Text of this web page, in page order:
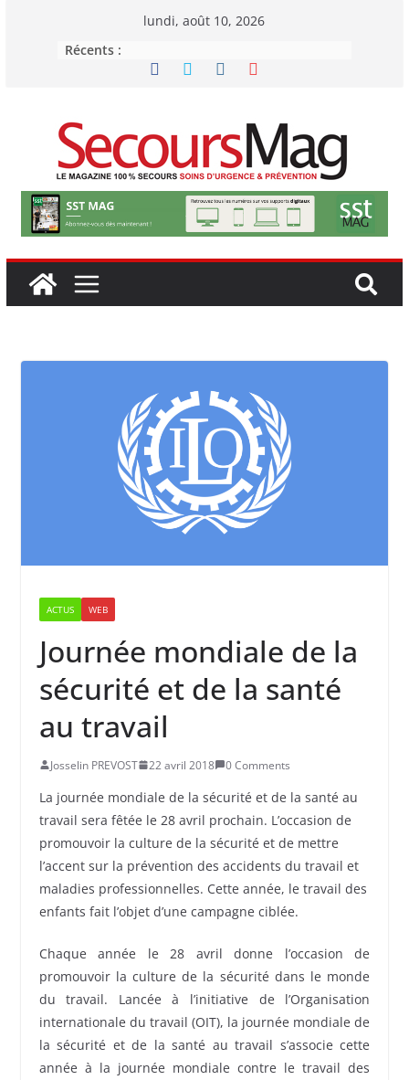
lundi, août 10, 2026
Récents :
ACTUS WEB
Journée mondiale de la
sécurité et de la santé
au travail
Josselin PREVOST 22 avril 2018 0 Comments
La journée mondiale de la sécurité et de la santé au
travail sera fêtée le 28 avril prochain. L’occasion de
promouvoir la culture de la sécurité et de mettre
l’accent sur la prévention des accidents du travail et
maladies professionnelles. Cette année, le travail des
enfants fait l’objet d’une campagne ciblée.
Chaque année le 28 avril donne l’occasion de
promouvoir la culture de la sécurité dans le monde
du travail. Lancée à l’initiative de l’Organisation
internationale du travail (OIT), la journée mondiale de
la sécurité et de la santé au travail s’associe cette
année à la journée mondiale contre le travail des